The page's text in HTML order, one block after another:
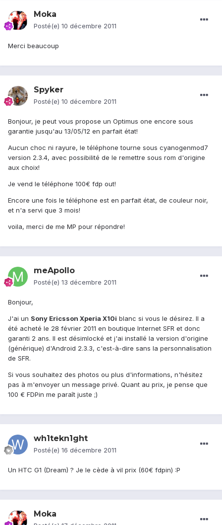
Moka
Posté(e) 10 décembre 2011
Merci beaucoup
Spyker
Posté(e) 10 décembre 2011
Bonjour, je peut vous propose un Optimus one encore sous
garantie jusqu'au 13/05/12 en parfait état!
Aucun choc ni rayure, le téléphone tourne sous cyanogenmod7
version 2.3.4, avec possibilité de le remettre sous rom d'origine
aux choix!
Je vend le téléphone 100€ fdp out!
Encore une fois le téléphone est en parfait état, de couleur noir,
et n'a servi que 3 mois!
voila, merci de me MP pour répondre!
meApollo
Posté(e) 13 décembre 2011
Bonjour,
J'ai un Sony Ericsson Xperia X10i blanc si vous le désirez. Il a
été acheté le 28 février 2011 en boutique Internet SFR et donc
garanti 2 ans. Il est désimlocké et j'ai installé la version d'origine
(générique) d'Android 2.3.3, c'est-à-dire sans la personnalisation
de SFR.
Si vous souhaitez des photos ou plus d'informations, n'hésitez
pas à m'envoyer un message privé. Quant au prix, je pense que
100 € FDPin me paraît juste ;)
wh1tekn1ght
Posté(e) 16 décembre 2011
Un HTC G1 (Dream) ? Je le cède à vil prix (60€ fdpin) :P
Moka